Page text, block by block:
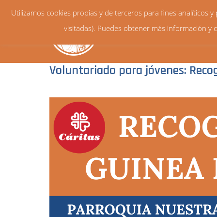
Voluntariado para jóvenes:
Utilizamos cookies propias y de terceros para fines analíticos
visitadas). Puedes obtener más información y